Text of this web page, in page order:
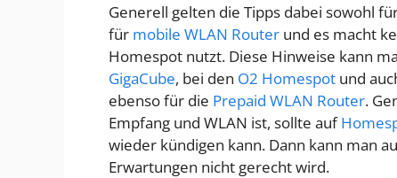
Generell gelten die Tipps dabei sowohl
für mobile WLAN Router und es macht
Homespot nutzt. Diese Hinweise kann
GigaCube, bei den O2 Homespot und
ebenso für die Prepaid WLAN Router.
Empfang und WLAN ist, sollte auf
wieder kündigen kann. Dann kann man
Erwartungen nicht gerecht wird.